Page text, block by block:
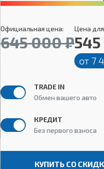
Официальная цена:
645 000 ₽
Цена
от 7
TRADE IN
Обмен вашего авто
КРЕДИТ
Без первого взноса
КУПИТЬ СО